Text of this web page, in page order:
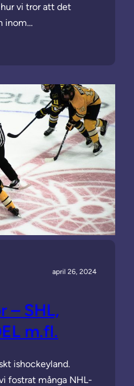
vi tror att det
inom…
april 26, 2024
– SHL,
m.fl.
ishockeyland.
fostrat många NHL-